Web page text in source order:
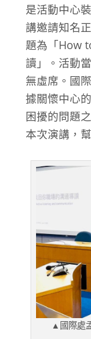
是活動中心
講邀請知名
題為「How
讀」。活動
無虛席。國
據關懷中心
困擾的問題
本次演講，
▲國際處